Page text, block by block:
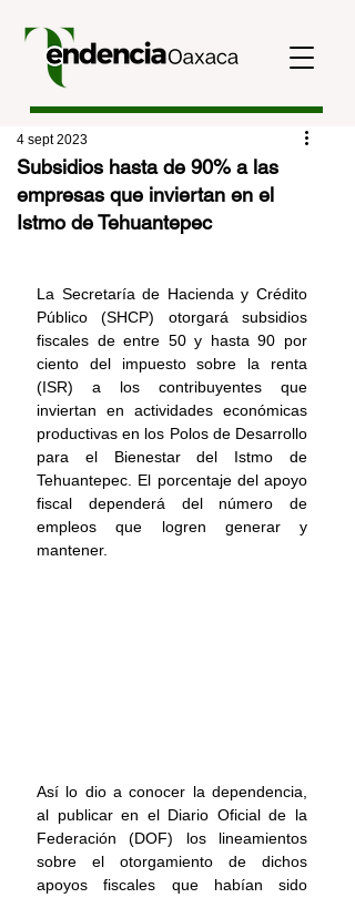
Subsidios hasta de 90% a las
empresas que inviertan en el
Istmo de Tehuantepec
4 sept 2023
La Secretaría de Hacienda y Crédito
Público (SHCP) otorgará subsidios
fiscales de entre 50 y hasta 90 por
ciento del impuesto sobre la renta
(ISR) a los contribuyentes que
inviertan en actividades económicas
productivas en los Polos de Desarrollo
para el Bienestar del Istmo de
Tehuantepec. El porcentaje del apoyo
fiscal dependerá del número de
empleos que logren generar y
mantener.
Así lo dio a conocer la dependencia,
al publicar en el Diario Oficial de la
Federación (DOF) los lineamientos
sobre el otorgamiento de dichos
apoyos fiscales que habían sido